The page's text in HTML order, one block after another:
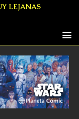
LEJANAS